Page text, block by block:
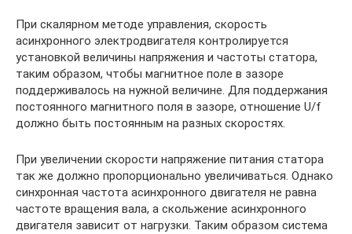
При скалярном методе управления, скорость
асинхронного электродвигателя контролируется
установкой величины напряжения и частоты статора,
таким образом, чтобы магнитное поле в зазоре
поддерживалось на нужной величине. Для поддержания
постоянного магнитного поля в зазоре, отношение U/f
должно быть постоянным на разных скоростях.
При увеличении скорости напряжение питания статора
так же должно пропорционально увеличиваться. Однако
синхронная частота асинхронного двигателя не равна
частоте вращения вала, а скольжение асинхронного
двигателя зависит от нагрузки. Таким образом система